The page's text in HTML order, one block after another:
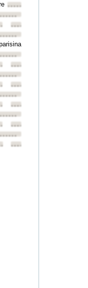
••••••••
••••••••
••••••••
••••••••
••••••••
••••••••
••••••••